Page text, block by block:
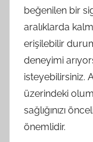
beğenilen bir
aralıklarda
erişilebilir
deneyimi
isteyebilirsiniz.
üzerindeki
sağlığınızı
önemlidir.